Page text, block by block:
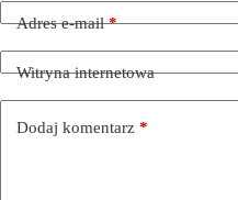
Adres e-mail*
Witryna internetowa
Dodaj komentarz *